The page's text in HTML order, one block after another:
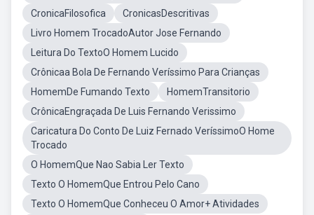
CronicaFilosofica
CronicasDescritivas
Livro Homem TrocadoAutor Jose Fernando
Leitura Do TextoO Homem Lucido
Crônicaa Bola De Fernando Veríssimo Para Crianças
HomemDe Fumando Texto
HomemTransitorio
CrônicaEngraçada De Luis Fernando Verissimo
Caricatura Do Conto De Luiz Fernado VeríssimoO Home
Trocado
O HomemQue Nao Sabia Ler Texto
Texto O HomemQue Entrou Pelo Cano
Texto O HomemQue Conheceu O Amor+ Atividades